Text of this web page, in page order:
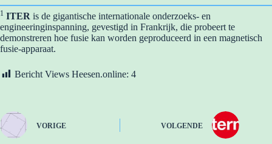
1 ITER is de gigantische internationale onderzoeks- en
engineeringinspanning, gevestigd in Frankrijk, die probeert te
demonstreren hoe fusie kan worden geproduceerd in een magnetisch
fusie-apparaat.
Bericht Views Heesen.online: 4
VORIGE VOLGENDE